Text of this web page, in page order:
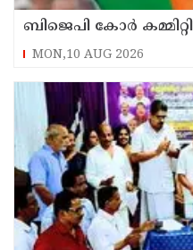
ബിജെപി കോർ
MON,10 AUG 2026